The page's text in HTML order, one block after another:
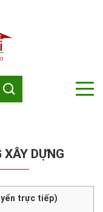
DỰNG
trực tiếp)